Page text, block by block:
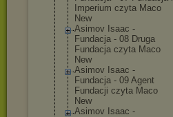
Imperium czyta Maco
New
Asimov Isaac -
Fundacja - 08 Druga
Fundacja czyta Maco
New
Asimov Isaac -
Fundacja - 09 Agent
Fundacji czyta Maco
New
Asimov Isaac -